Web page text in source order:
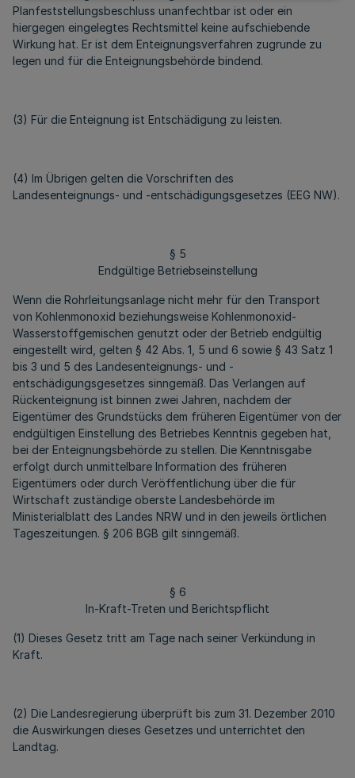
Planfeststellungsbeschluss unanfechtbar ist oder ein
hiergegen eingelegtes Rechtsmittel keine aufschiebende
Wirkung hat. Er ist dem Enteignungsverfahren zugrunde zu
legen und für die Enteignungsbehörde bindend.
(3) Für die Enteignung ist Entschädigung zu leisten.
(4) Im Übrigen gelten die Vorschriften des
Landesenteignungs- und -entschädigungsgesetzes (EEG NW).
§ 5
Endgültige Betriebseinstellung
Wenn die Rohrleitungsanlage nicht mehr für den Transport
von Kohlenmonoxid beziehungsweise Kohlenmonoxid-
Wasserstoffgemischen genutzt oder der Betrieb endgültig
eingestellt wird, gelten § 42 Abs. 1, 5 und 6 sowie § 43 Satz 1
bis 3 und 5 des Landesenteignungs- und -
entschädigungsgesetzes sinngemäß. Das Verlangen auf
Rückenteignung ist binnen zwei Jahren, nachdem der
Eigentümer des Grundstücks dem früheren Eigentümer von der
endgültigen Einstellung des Betriebes Kenntnis gegeben hat,
bei der Enteignungsbehörde zu stellen. Die Kenntnisgabe
erfolgt durch unmittelbare Information des früheren
Eigentümers oder durch Veröffentlichung über die für
Wirtschaft zuständige oberste Landesbehörde im
Ministerialblatt des Landes NRW und in den jeweils örtlichen
Tageszeitungen. § 206 BGB gilt sinngemäß.
§ 6
In-Kraft-Treten und Berichtspflicht
(1) Dieses Gesetz tritt am Tage nach seiner Verkündung in
Kraft.
(2) Die Landesregierung überprüft bis zum 31. Dezember 2010
die Auswirkungen dieses Gesetzes und unterrichtet den
Landtag.